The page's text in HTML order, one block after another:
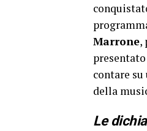
Marrone,
contare
della
Le